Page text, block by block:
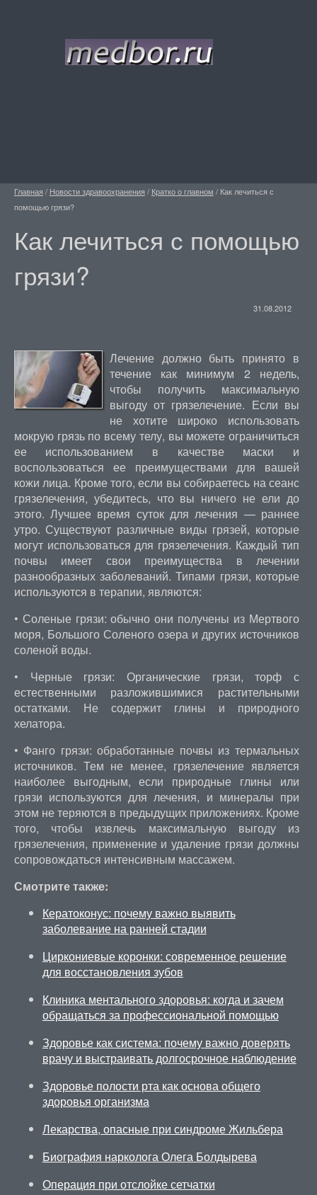
Главная / Новости здравоохранения / Кратко о главном / Как лечиться с
помощью грязи?
Как лечиться с помощью
грязи?
31.08.2012
Лечение должно быть принято в
течение как минимум 2 недель,
чтобы получить максимальную
выгоду от грязелечение. Если вы
не хотите широко использовать
мокрую грязь по всему телу, вы можете ограничиться
ее использованием в качестве маски и
воспользоваться ее преимуществами для вашей
кожи лица. Кроме того, если вы собираетесь на сеанс
грязелечения, убедитесь, что вы ничего не ели до
этого. Лучшее время суток для лечения — раннее
утро. Существуют различные виды грязей, которые
могут использоваться для грязелечения. Каждый тип
почвы имеет свои преимущества в лечении
разнообразных заболеваний. Типами грязи, которые
используются в терапии, являются:
• Соленые грязи: обычно они получены из Мертвого
моря, Большого Соленого озера и других источников
соленой воды.
• Черные грязи: Органические грязи, торф с
естественными разложившимися растительными
остатками. Не содержит глины и природного
хелатора.
• Фанго грязи: обработанные почвы из термальных
источников. Тем не менее, грязелечение является
наиболее выгодным, если природные глины или
грязи используются для лечения, и минералы при
этом не теряются в предыдущих приложениях. Кроме
того, чтобы извлечь максимальную выгоду из
грязелечения, применение и удаление грязи должны
сопровождаться интенсивным массажем.
Смотрите также:
Кератоконус: почему важно выявить
заболевание на ранней стадии
Циркониевые коронки: современное решение
для восстановления зубов
Клиника ментального здоровья: когда и зачем
обращаться за профессиональной помощью
Здоровье как система: почему важно доверять
врачу и выстраивать долгосрочное наблюдение
Здоровье полости рта как основа общего
здоровья организма
Лекарства, опасные при синдроме Жильбера
Биография нарколога Олега Болдырева
Операция при отслойке сетчатки